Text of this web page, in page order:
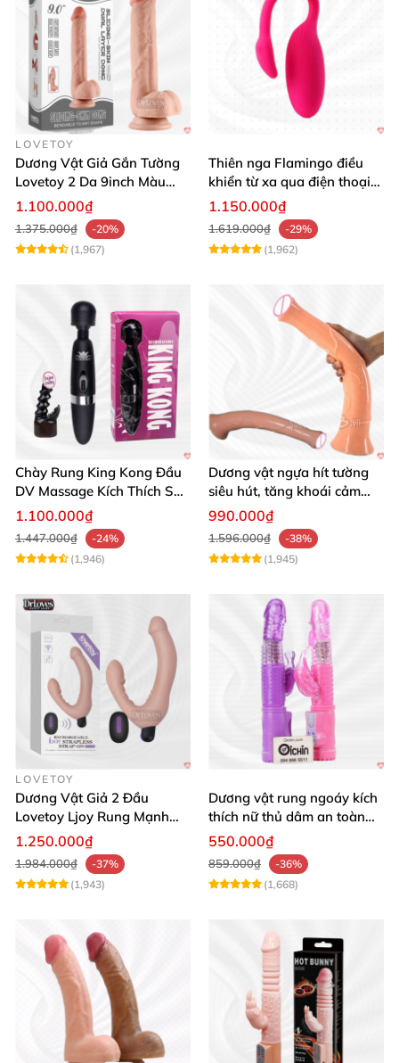
LOVETOY
Dương Vật Giả Gắn Tường
Lovetoy 2 Da 9inch Màu
Flesh Hàng Chính Hãng
1.100.000₫
1.375.000₫
-20%
(1,967)
Thiên nga Flamingo điều
khiển từ xa qua điện thoại
cực dễ dàng
1.150.000₫
1.619.000₫
-29%
(1,962)
Chày Rung King Kong Đầu
DV Massage Kích Thích Sâu
Mạnh Mẽ
1.100.000₫
1.447.000₫
-24%
(1,946)
Dương vật ngựa hít tường
siêu hút, tăng khoái cảm
tận hưởng
990.000₫
1.596.000₫
-38%
(1,945)
LOVETOY
Dương Vật Giả 2 Đầu
Lovetoy Ljoy Rung Mạnh
ĐKTX Hút Sâu
1.250.000₫
1.984.000₫
-37%
(1,943)
Dương vật rung ngoáy kích
thích nữ thủ dâm an toàn
cao cấp
550.000₫
859.000₫
-36%
(1,668)